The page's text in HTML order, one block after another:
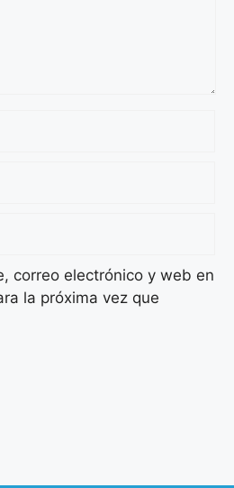
correo electrónico y web en
la próxima vez que